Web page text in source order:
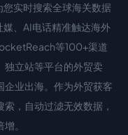
实时搜索全球海关数据
、AI电话精准触达海外
等100+渠道
独立站等平台的外贸卖
企业出海。作为外贸获客
，自动过滤无效数据，
。